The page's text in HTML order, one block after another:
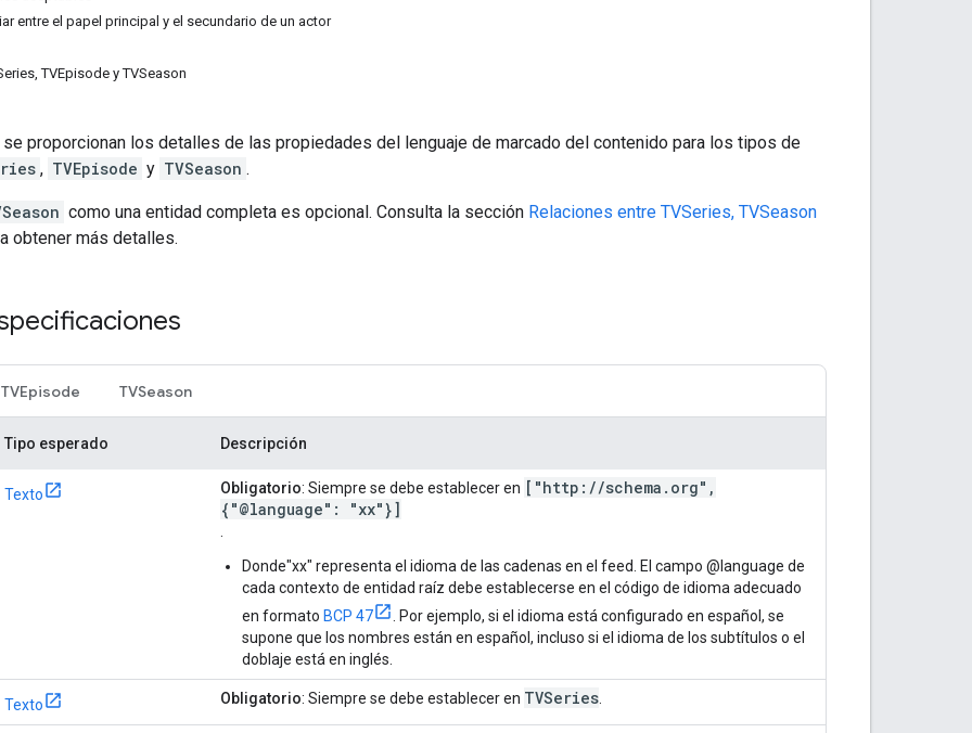
entre el papel principal y el secundario de un actor
TVEpisode y TVSeason
se proporcionan los detalles de las propiedades del lenguaje de marcado del contenido para los tipos de
, TVEpisode y TVSeason .
como una entidad completa es opcional. Consulta la sección Relaciones entre TVSeries, TVSeason
obtener más detalles.
TVEpisode TVSeason
Tipo esperado Descripción
Texto Obligatorio: Siempre se debe establecer en ["http: //schema . org" ,
{"@language": "xx"}]
Donde"xx" representa el idioma de las cadenas en el feed. El campo @language de
cada contexto de entidad raíz debe establecerse en el código de idioma adecuado
en formato BCP 47
. Por ejemplo, si el idioma está configurado en español, se
supone que los nombres están en español, incluso si el idioma de los subtítulos o el
doblaje está en inglés.
Texto Obligatorio: Siempre se debe establecer en TVSeries